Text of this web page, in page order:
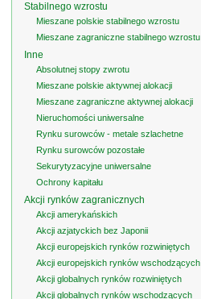
Stabilnego wzrostu
Mieszane polskie stabilnego wzrostu
Mieszane zagraniczne stabilnego wzrostu
Inne
Absolutnej stopy zwrotu
Mieszane polskie aktywnej alokacji
Mieszane zagraniczne aktywnej alokacji
Nieruchomości uniwersalne
Rynku surowców - metale szlachetne
Rynku surowców pozostałe
Sekurytyzacyjne uniwersalne
Ochrony kapitału
Akcji rynków zagranicznych
Akcji amerykańskich
Akcji azjatyckich bez Japonii
Akcji europejskich rynków rozwiniętych
Akcji europejskich rynków wschodzących
Akcji globalnych rynków rozwiniętych
Akcji globalnych rynków wschodzących